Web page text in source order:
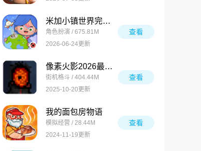
米加小镇世界完整版
角色扮演 / 675.81M
2026-06-24更新
查看
像素火影2026最新版
街机格斗 / 404.44M
2025-10-20更新
查看
我的面包房物语
模拟经营 / 28.44M
2024-11-19更新
查看